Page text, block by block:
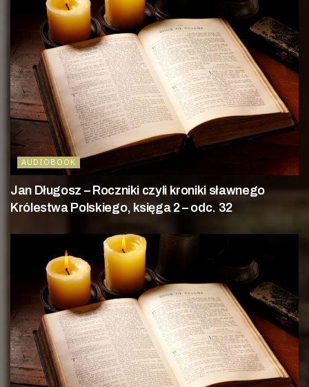
AUDIOBOOK
Jan Długosz – Roczniki czyli kroniki sławnego
Królestwa Polskiego, księga 2 – odc. 32